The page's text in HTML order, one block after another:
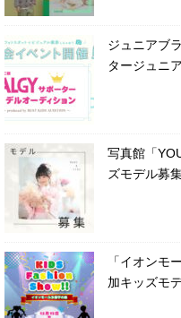
ジュニアブ
タージュニ
写真館「
ズモデル募
「イオンモ
加キッズモ